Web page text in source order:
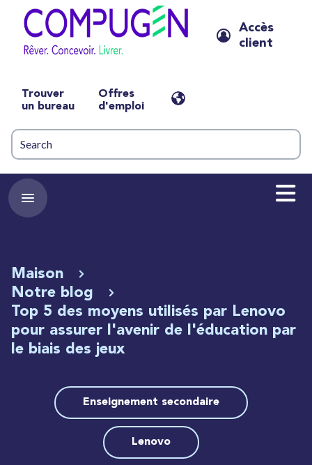
Accès
client
Trouver
un bureau
Offres
d'emploi
Maison
Notre blog
Top 5 des moyens utilisés par Lenovo
pour assurer l'avenir de l'éducation par
le biais des jeux
Enseignement secondaire
Lenovo